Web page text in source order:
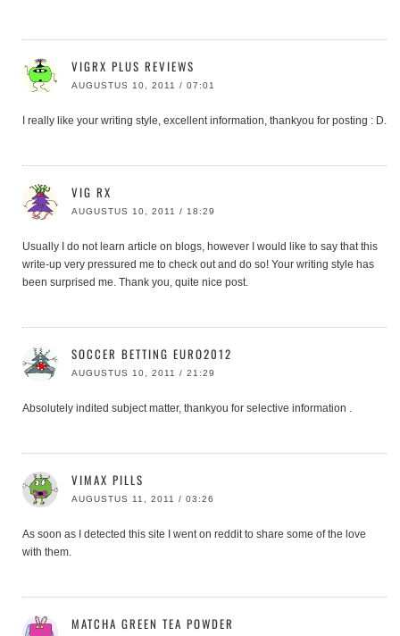
VIGRX PLUS REVIEWS
AUGUSTUS 10, 2011 / 07:01
I really like your writing style, excellent information, thankyou for posting : D.
VIG RX
AUGUSTUS 10, 2011 / 18:29
Usually I do not learn article on blogs, however I would like to say that this
write-up very pressured me to check out and do so! Your writing style has
been surprised me. Thank you, quite nice post.
SOCCER BETTING EURO2012
AUGUSTUS 10, 2011 / 21:29
Absolutely indited subject matter, thankyou for selective information .
VIMAX PILLS
AUGUSTUS 11, 2011 / 03:26
As soon as I detected this site I went on reddit to share some of the love
with them.
MATCHA GREEN TEA POWDER